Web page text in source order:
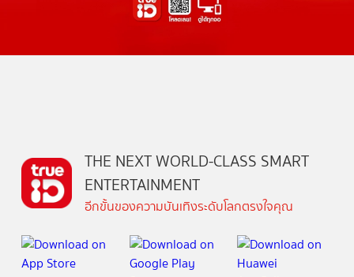
THE NEXT WORLD-CLASS SMART
ENTERTAINMENT
อีกขั้นของความบันเทิงระดับโลกตรงใจคุณ